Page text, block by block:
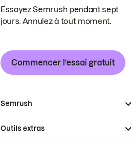
Essayez Semrush pendant sept
jours. Annulez à tout moment.
Commencer l’essai gratuit
Semrush
Outils extras